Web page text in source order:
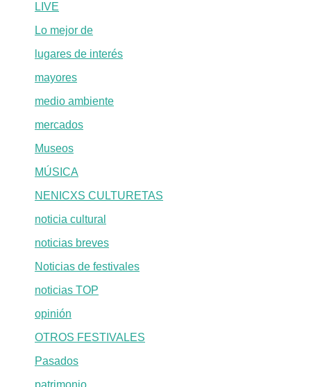
LIVE
Lo mejor de
lugares de interés
mayores
medio ambiente
mercados
Museos
MÚSICA
NENICXS CULTURETAS
noticia cultural
noticias breves
Noticias de festivales
noticias TOP
opinión
OTROS FESTIVALES
Pasados
patrimonio